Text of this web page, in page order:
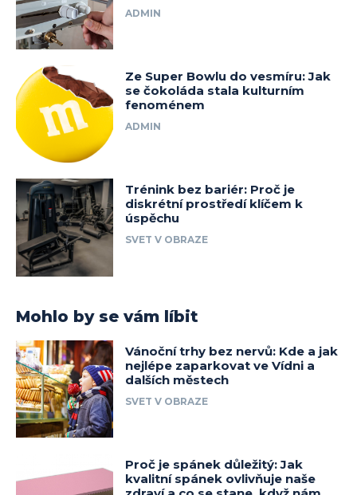
ADMIN
Ze Super Bowlu do vesmíru: Jak
se čokoláda stala kulturním
fenoménem
ADMIN
Trénink bez bariér: Proč je
diskrétní prostředí klíčem k
úspěchu
SVET V OBRAZE
Mohlo by se vám líbit
Vánoční trhy bez nervů: Kde a jak
nejlépe zaparkovat ve Vídni a
dalších městech
SVET V OBRAZE
Proč je spánek důležitý: Jak
kvalitní spánek ovlivňuje naše